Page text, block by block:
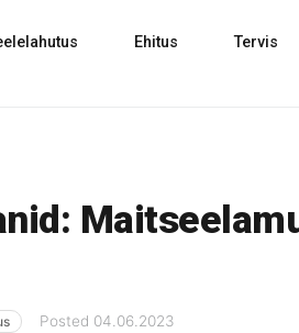
Ehitus Tervis
Posted 04.06.2023